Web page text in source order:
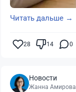
Читать дальше →
28 14 0
Новости
Жанна Амирова